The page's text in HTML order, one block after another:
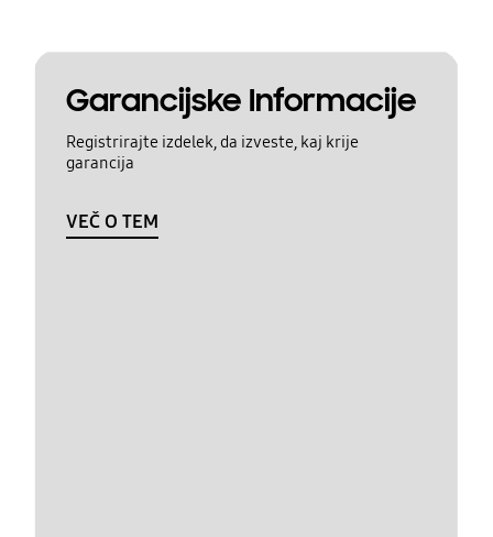
Garancijske Informacije
Registrirajte izdelek, da izveste, kaj krije
garancija
VEČ O TEM